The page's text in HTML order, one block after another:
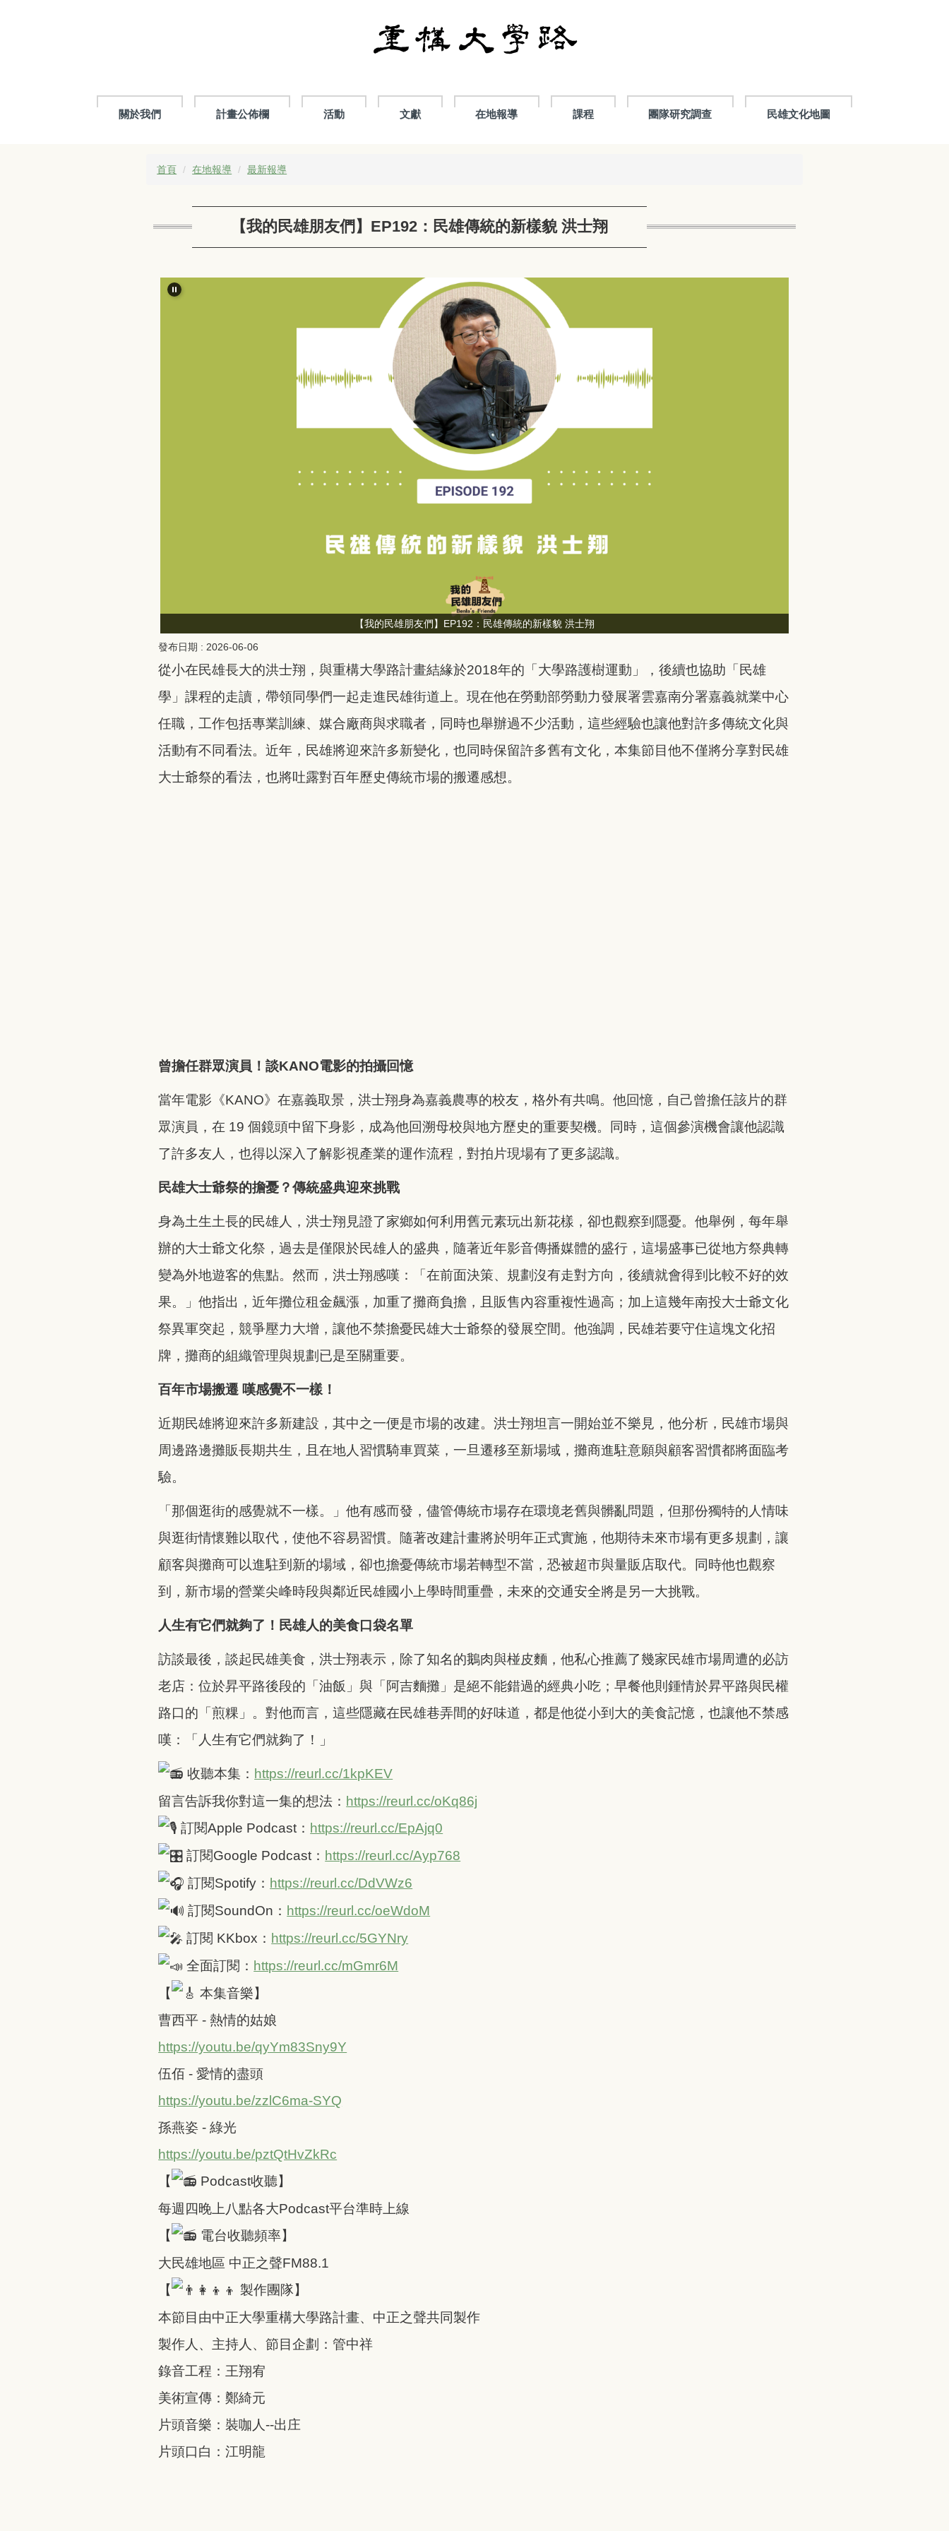
關於我們 計畫公佈欄 活動 文獻 在地報導 課程 團隊研究調查 民雄文化地圖
首頁 在地報導 最新報導
【我的民雄朋友們】EP192：民雄傳統的新樣貌 洪士翔
【我的民雄朋友們】EP192：民雄傳統的新樣貌 洪士翔
發布日期 : 2026-06-06
從小在民雄長大的洪士翔，與重構大學路計畫結緣於2018年的「大學路護樹運動」，後續也協助「民雄
學」課程的走讀，帶領同學們一起走進民雄街道上。現在他在勞動部勞動力發展署雲嘉南分署嘉義就業中心
任職，工作包括專業訓練、媒合廠商與求職者，同時也舉辦過不少活動，這些經驗也讓他對許多傳統文化與
活動有不同看法。近年，民雄將迎來許多新變化，也同時保留許多舊有文化，本集節目他不僅將分享對民雄
大士爺祭的看法，也將吐露對百年歷史傳統市場的搬遷感想。
曾擔任群眾演員！談KANO電影的拍攝回憶
當年電影《KANO》在嘉義取景，洪士翔身為嘉義農專的校友，格外有共鳴。他回憶，自己曾擔任該片的群
眾演員，在 19 個鏡頭中留下身影，成為他回溯母校與地方歷史的重要契機。同時，這個參演機會讓他認識
了許多友人，也得以深入了解影視產業的運作流程，對拍片現場有了更多認識。
民雄大士爺祭的擔憂？傳統盛典迎來挑戰
身為土生土長的民雄人，洪士翔見證了家鄉如何利用舊元素玩出新花樣，卻也觀察到隱憂。他舉例，每年舉
辦的大士爺文化祭，過去是僅限於民雄人的盛典，隨著近年影音傳播媒體的盛行，這場盛事已從地方祭典轉
變為外地遊客的焦點。然而，洪士翔感嘆：「在前面決策、規劃沒有走對方向，後續就會得到比較不好的效
果。」他指出，近年攤位租金飆漲，加重了攤商負擔，且販售內容重複性過高；加上這幾年南投大士爺文化
祭異軍突起，競爭壓力大增，讓他不禁擔憂民雄大士爺祭的發展空間。他強調，民雄若要守住這塊文化招
牌，攤商的組織管理與規劃已是至關重要。
百年市場搬遷 嘆感覺不一樣！
近期民雄將迎來許多新建設，其中之一便是市場的改建。洪士翔坦言一開始並不樂見，他分析，民雄市場與
周邊路邊攤販長期共生，且在地人習慣騎車買菜，一旦遷移至新場域，攤商進駐意願與顧客習慣都將面臨考
驗。
「那個逛街的感覺就不一樣。」他有感而發，儘管傳統市場存在環境老舊與髒亂問題，但那份獨特的人情味
與逛街情懷難以取代，使他不容易習慣。隨著改建計畫將於明年正式實施，他期待未來市場有更多規劃，讓
顧客與攤商可以進駐到新的場域，卻也擔憂傳統市場若轉型不當，恐被超市與量販店取代。同時他也觀察
到，新市場的營業尖峰時段與鄰近民雄國小上學時間重疊，未來的交通安全將是另一大挑戰。
人生有它們就夠了！民雄人的美食口袋名單
訪談最後，談起民雄美食，洪士翔表示，除了知名的鵝肉與椪皮麵，他私心推薦了幾家民雄市場周遭的必訪
老店：位於昇平路後段的「油飯」與「阿吉麵攤」是絕不能錯過的經典小吃；早餐他則鍾情於昇平路與民權
路口的「煎粿」。對他而言，這些隱藏在民雄巷弄間的好味道，都是他從小到大的美食記憶，也讓他不禁感
嘆：「人生有它們就夠了！」
收聽本集： https://reurl.cc/1kpKEV
留言告訴我你對這一集的想法： https://reurl.cc/oKq86j
訂閱Apple Podcast： https://reurl.cc/EpAjq0
訂閱Google Podcast： https://reurl.cc/Ayp768
訂閱Spotify： https://reurl.cc/DdVWz6
訂閱SoundOn： https://reurl.cc/oeWdoM
訂閱 KKbox： https://reurl.cc/5GYNry
全面訂閱： https://reurl.cc/mGmr6M
【
本集音樂】
曹西平 - 熱情的姑娘
https://youtu.be/qyYm83Sny9Y
伍佰 - 愛情的盡頭
https://youtu.be/zzlC6ma-SYQ
孫燕姿 - 綠光
https://youtu.be/pztQtHvZkRc
【
Podcast收聽】
每週四晚上八點各大Podcast平台準時上線
【
電台收聽頻率】
大民雄地區 中正之聲FM88.1
【
製作團隊】
本節目由中正大學重構大學路計畫、中正之聲共同製作
製作人、主持人、節目企劃：管中祥
錄音工程：王翔宥
美術宣傳：鄭綺元
片頭音樂：裝咖人--出庄
片頭口白：江明龍